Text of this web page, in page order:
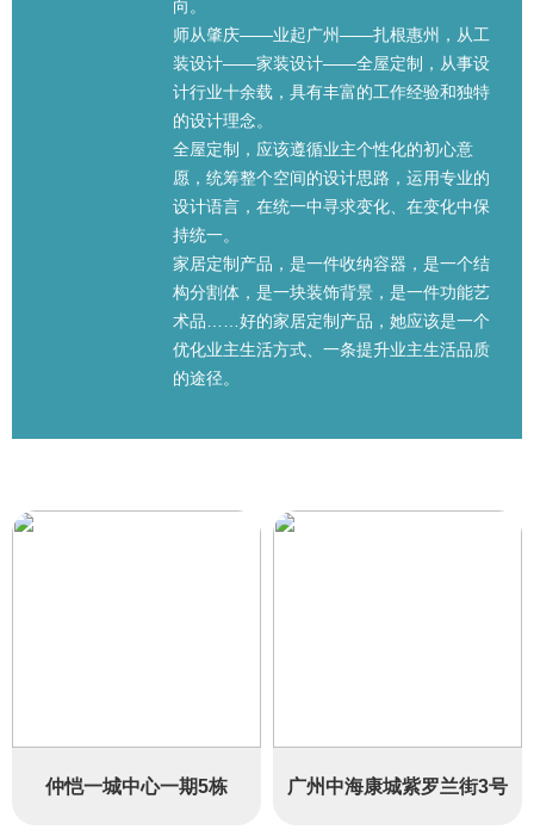
向。
师从肇庆——业起广州——扎根惠州，从工
装设计——家装设计——全屋定制，从事设
计行业十余载，具有丰富的工作经验和独特
的设计理念。
全屋定制，应该遵循业主个性化的初心意
愿，统筹整个空间的设计思路，运用专业的
设计语言，在统一中寻求变化、在变化中保
持统一。
家居定制产品，是一件收纳容器，是一个结
构分割体，是一块装饰背景，是一件功能艺
术品……好的家居定制产品，她应该是一个
优化业主生活方式、一条提升业主生活品质
的途径。
仲恺一城中心一期5栋 广州中海康城紫罗兰街3号